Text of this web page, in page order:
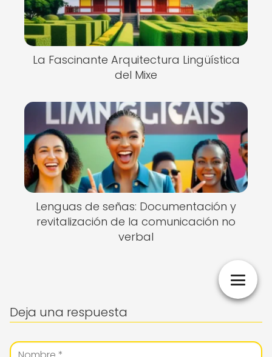
La Fascinante Arquitectura Lingüística
del Mixe
Lenguas de señas: Documentación y
revitalización de la comunicación no
verbal
Deja una respuesta